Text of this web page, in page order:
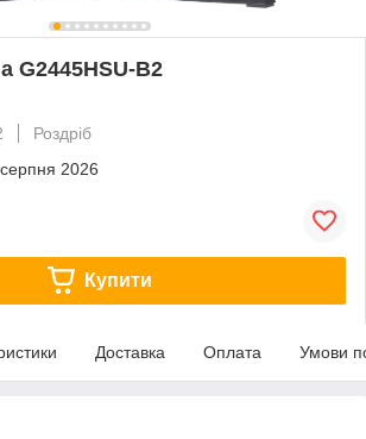
G2445HSU-B2
Роздріб
2026
Купити
Доставка Оплата Умови